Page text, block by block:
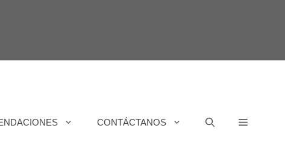
CONTÁCTANOS